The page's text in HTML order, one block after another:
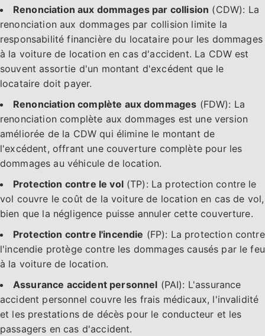
Renonciation aux dommages par collision (CDW): La
renonciation aux dommages par collision limite la
responsabilité financière du locataire pour les dommages
à la voiture de location en cas d'accident. La CDW est
souvent assortie d'un montant d'excédent que le
locataire doit payer.
Renonciation complète aux dommages (FDW): La
renonciation complète aux dommages est une version
améliorée de la CDW qui élimine le montant de
l'excédent, offrant une couverture complète pour les
dommages au véhicule de location.
Protection contre le vol(TP): La protection contre le
vol couvre le coût de la voiture de location en cas de vol,
bien que la négligence puisse annuler cette couverture.
Protection contre l'incendie (FP): La protection contre
l'incendie protège contre les dommages causés par le feu
à la voiture de location.
Assurance accident personnel (PAI): L'assurance
accident personnel couvre les frais médicaux, l'invalidité
et les prestations de décès pour le conducteur et les
passagers en cas d'accident.